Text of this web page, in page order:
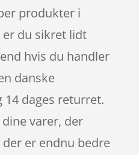
produkter i
er du sikret lidt
hvis du handler
danske
14 dages returret.
varer, der
er endnu bedre